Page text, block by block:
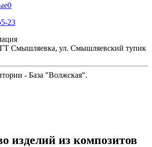
0
23
Смышляевка, ул. Смышляевский тупик
- База "Волжская".
изделий из композитов